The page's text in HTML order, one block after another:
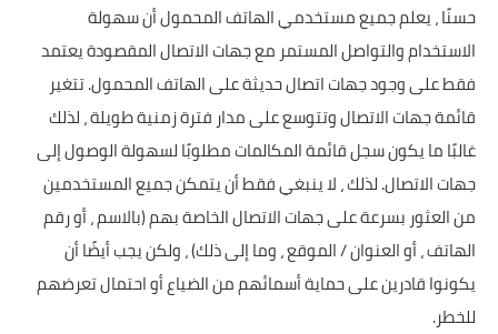
حسنًا ، يعلم جميع مستخدمي الهاتف المحمول أن سهولة
الاستخدام والتواصل المستمر مع جهات الاتصال المقصودة يعتمد
فقط على وجود جهات اتصال حديثة على الهاتف المحمول. تتغير
قائمة جهات الاتصال وتتوسع على مدار فترة زمنية طويلة ، لذلك
غالبًا ما يكون سجل قائمة المكالمات مطلوبًا لسهولة الوصول إلى
جهات الاتصال. لذلك ، لا ينبغي فقط أن يتمكن جميع المستخدمين
من العثور بسرعة على جهات الاتصال الخاصة بهم (بالاسم ، أو رقم
الهاتف ، أو العنوان / الموقع ، وما إلى ذلك) ، ولكن يجب أيضًا أن
يكونوا قادرين على حماية أسمائهم من الضياع أو احتمال تعرضهم
للخطر.